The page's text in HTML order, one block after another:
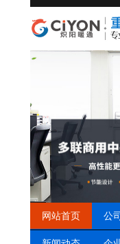
网站首页 公